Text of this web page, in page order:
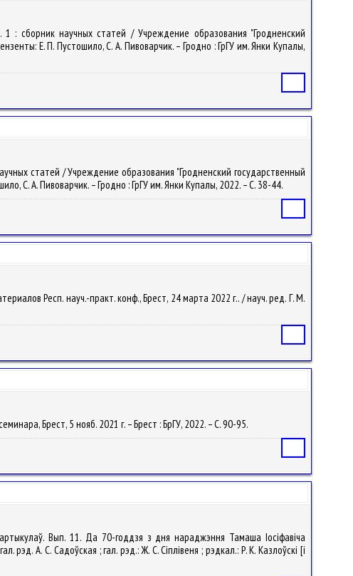
: сборник научных статей / Учреждение образования "Гродненский
Е. П. Пустошило, С. А. Пивоварчик. – Гродно : ГрГУ им. Янки Купалы,
статей / Учреждение образования "Гродненский государственный
С. А. Пивоварчик. – Гродно : ГрГУ им. Янки Купалы, 2022. – С. 38-44.
Респ. науч.-практ. конф., Брест, 24 марта 2022 г.. / науч. ред. Г. М.
Брест, 5 нояб. 2021 г. – Брест : БрГУ, 2022. – С. 90-95.
Вып. 11. Да 70-годдзя з дня нараджэння Тамаша Іосіфавіча
рэд. А. С. Садоўская ; гал. рэд.: Ж. С. Сіплівеня ; рэдкал.: Р. К. Казлоўскі [і